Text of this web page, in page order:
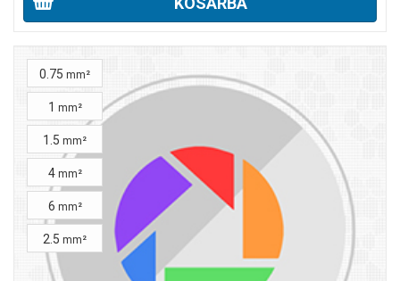
0.75 mm²
1 mm²
1.5 mm²
4 mm²
6 mm²
2.5 mm²